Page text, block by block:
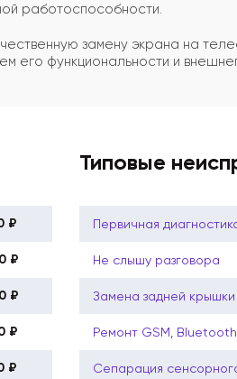
работоспособности.
замену экрана на
его функциональности и
₽
₽
₽
₽
₽
Типовые
Первичная
Не слышу разговора
Замена задней крышки
Ремонт GSM,
Сепарация